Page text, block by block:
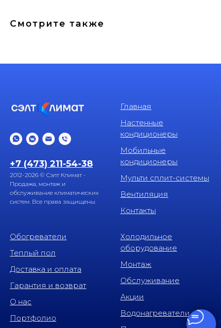
Смотрите также
+7 (473) 211-54-38
2012-2026 © Сэлт Климат -
Продажа, монтаж и
обслуживание климатических
систем. Все права защищены.
Главная
Настенные
кондиционеры
Мобильные
кондиционеры
Мульти сплит-системы
Вентиляция
Контакты
Обогреватели
Теплый пол
Доставка и оплата
Гарантия и возврат
О нас
Портфолио
Холодильное
оборудование
Монтаж
Обслуживание
Акции
Водонагреватели